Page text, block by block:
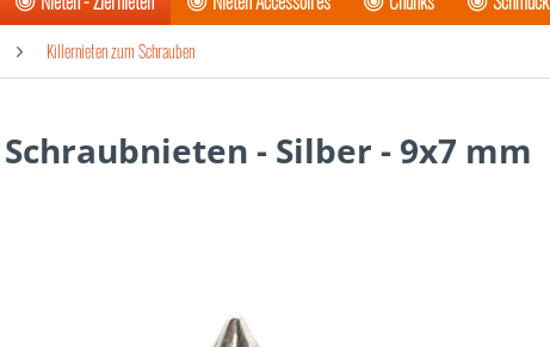
Killernieten zum Schrauben
- Silber - 9x7 mm